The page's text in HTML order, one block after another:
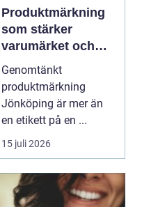
Produktmärkning
som stärker
varumärket och
förenklar vardagen
Genomtänkt
produktmärkning
Jönköping är mer än
en etikett på en ...
15 juli 2026